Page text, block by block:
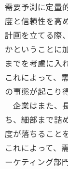
需要予測に定量
度と信頼性を高
計画を立てる際
かということに
までを考慮に入
これによって、
の事態が起こり
企業はまた、
ち、細部まで詰
度が落ちること
これによって、
ーケティング部